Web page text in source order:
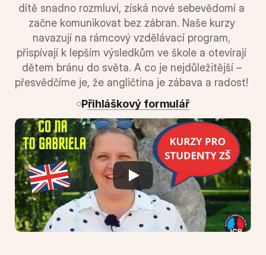
dítě snadno rozmluví, získá nové sebevědomí a
začne komunikovat bez zábran. Naše kurzy
navazují na rámcový vzdělávací program,
přispívají k lepším výsledkům ve škole a otevírají
dětem bránu do světa. A co je nejdůležitější –
přesvědčíme je, že angličtina je zábava a radost!
Přihláškový formulář